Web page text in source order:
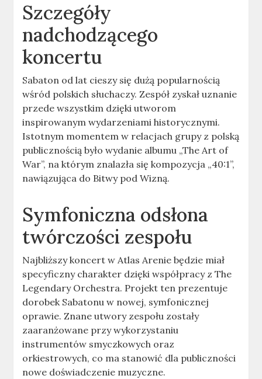
Szczegóły
nadchodzącego
koncertu
Sabaton od lat cieszy się dużą popularnością
wśród polskich słuchaczy. Zespół zyskał uznanie
przede wszystkim dzięki utworom
inspirowanym wydarzeniami historycznymi.
Istotnym momentem w relacjach grupy z polską
publicznością było wydanie albumu „The Art of
War”, na którym znalazła się kompozycja „40:1”,
nawiązująca do Bitwy pod Wizną.
Symfoniczna odsłona
twórczości zespołu
Najbliższy koncert w Atlas Arenie będzie miał
specyficzny charakter dzięki współpracy z The
Legendary Orchestra. Projekt ten prezentuje
dorobek Sabatonu w nowej, symfonicznej
oprawie. Znane utwory zespołu zostały
zaaranżowane przy wykorzystaniu
instrumentów smyczkowych oraz
orkiestrowych, co ma stanowić dla publiczności
nowe doświadczenie muzyczne.